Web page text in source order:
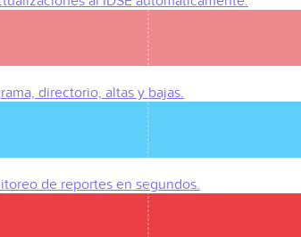
directorio, altas y bajas.
de reportes en segundos.